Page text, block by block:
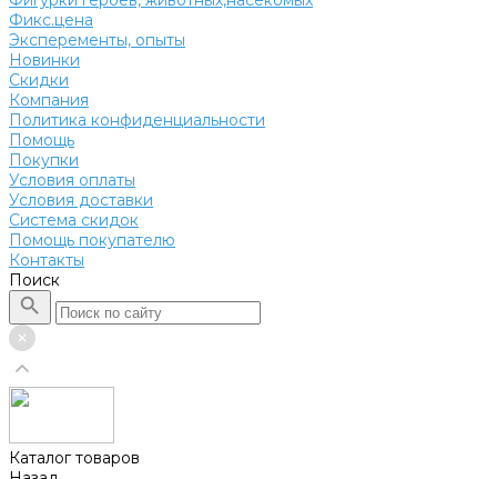
Фикс.цена
Эксперементы, опыты
Новинки
Скидки
Компания
Политика конфиденциальности
Помощь
Покупки
Условия оплаты
Условия доставки
Система скидок
Помощь покупателю
Контакты
Поиск
Каталог товаров